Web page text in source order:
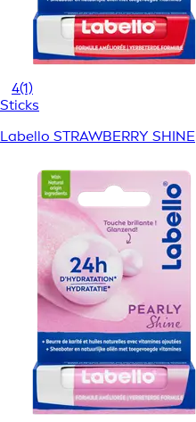
4(1)
Sticks
Labello STRAWBERRY SHINE